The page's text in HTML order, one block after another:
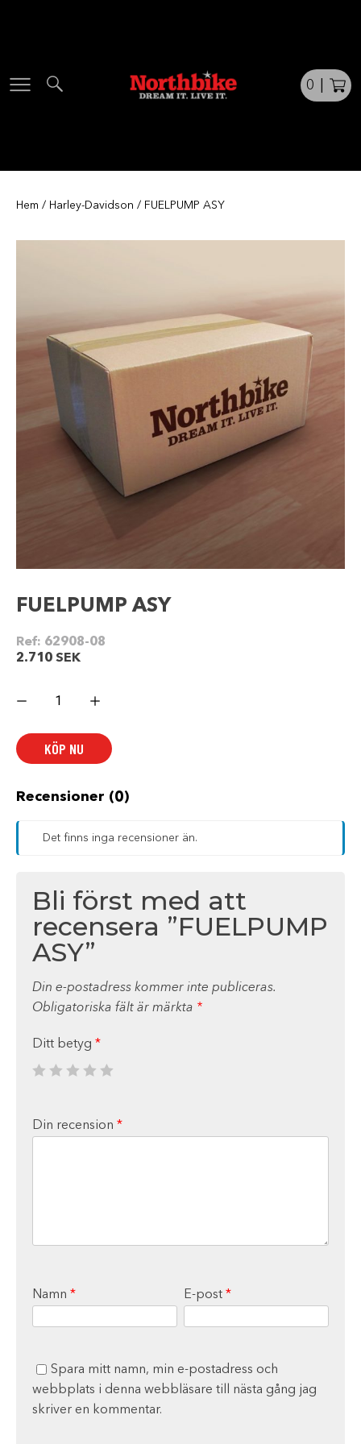
0
Hem / Harley-Davidson / FUELPUMP ASY
FUELPUMP ASY
Ref: 62908-08
2.710 SEK
ASY
KÖP NU
Recensioner (0)
Det finns inga recensioner än.
Bli först med att
recensera ”FUELPUMP
ASY”
Din e-postadress kommer inte publiceras.
Obligatoriska fält är märkta *
Ditt betyg *
Din recension *
Namn * E-post *
Spara mitt namn, min e-postadress och
webbplats i denna webbläsare till nästa gång jag
skriver en kommentar.